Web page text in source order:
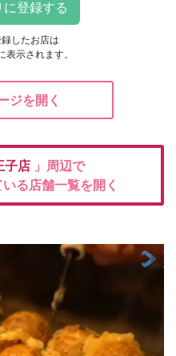
したお店は
表示されます。
ジを開く
子店 」周辺で
る店舗一覧を開く